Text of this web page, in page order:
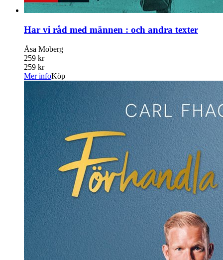
Har vi råd med männen : och andra texter
Åsa Moberg
259 kr
259 kr
Mer infoKöp